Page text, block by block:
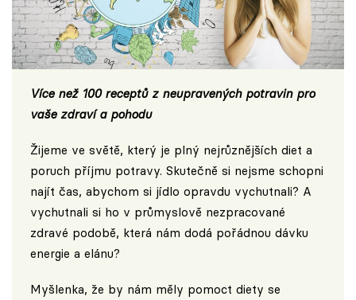
Více než 100 receptů z neupravených potravin pro
vaše zdraví a pohodu
Žijeme ve světě, který je plný nejrůznějších diet a
poruch příjmu potravy. Skutečně si nejsme schopni
najít čas, abychom si jídlo opravdu vychutnali? A
vychutnali si ho v průmyslově nezpracované
zdravé podobě, která nám dodá pořádnou dávku
energie a elánu?
Myšlenka, že by nám měly pomoct diety se